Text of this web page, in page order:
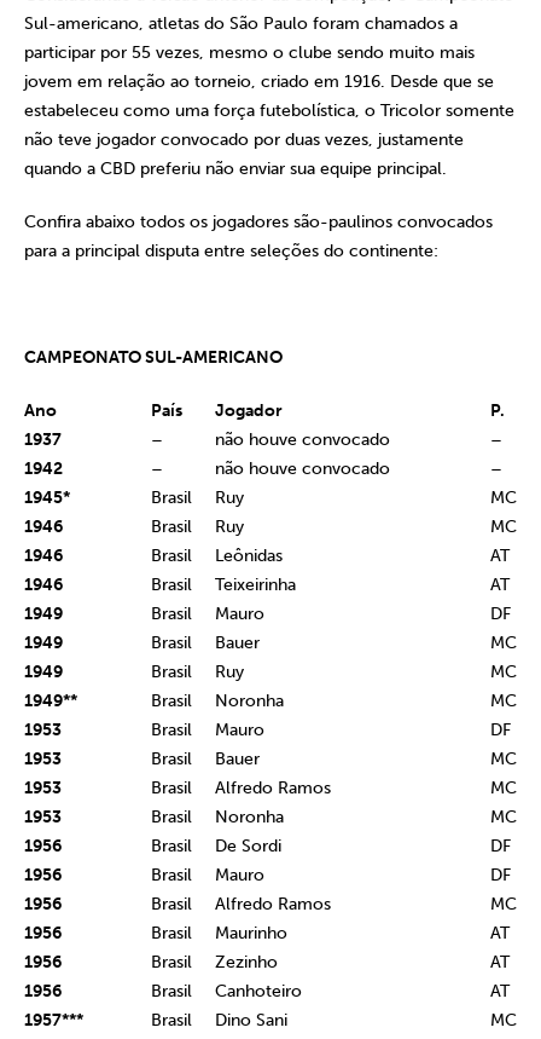
Sul-americano, atletas do São Paulo foram chamados a
participar por 55 vezes, mesmo o clube sendo muito mais
jovem em relação ao torneio, criado em 1916. Desde que se
estabeleceu como uma força futebolística, o Tricolor somente
não teve jogador convocado por duas vezes, justamente
quando a CBD preferiu não enviar sua equipe principal.
Confira abaixo todos os jogadores são-paulinos convocados
para a principal disputa entre seleções do continente:
CAMPEONATO SUL-AMERICANO
Ano País Jogador
P.
1937
– não houve convocado
–
1942
– não houve convocado
–
1945*
Brasil Ruy
MC
1946
Brasil Ruy
MC
1946
Brasil Leônidas
AT
1946
Brasil Teixeirinha
AT
1949
Brasil Mauro
DF
1949
Brasil Bauer
MC
1949
Brasil Ruy
MC
1949**
Brasil Noronha
MC
1953
Brasil Mauro
DF
1953
Brasil Bauer
MC
1953
Brasil Alfredo Ramos
MC
1953
Brasil Noronha
MC
1956
Brasil De Sordi
DF
1956
Brasil Mauro
DF
1956
Brasil Alfredo Ramos
MC
1956
Brasil Maurinho
AT
1956
Brasil Zezinho
AT
1956
Brasil Canhoteiro
AT
1957***
Brasil Dino Sani
MC